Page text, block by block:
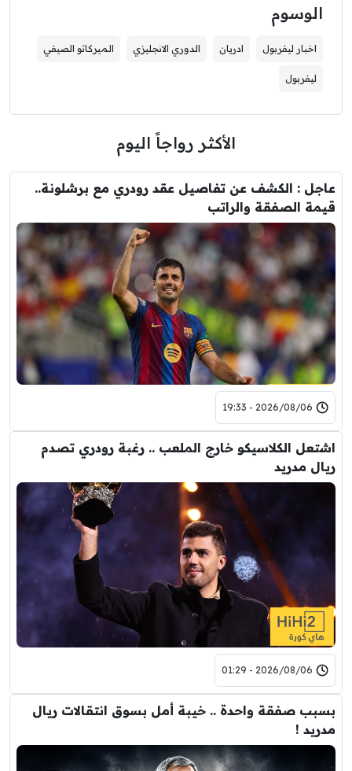
الوسوم
اخبار ليفربول ادريان الدوري الانجليزي الميركاتو الصيفي
ليفربول
الأكثر رواجاً اليوم
عاجل : الكشف عن تفاصيل عقد رودري مع برشلونة..
قيمة الصفقة والراتب
2026/08/06 - 19:33
اشتعل الكلاسيكو خارج الملعب .. رغبة رودري تصدم
ريال مدريد
2026/08/06 - 01:29
بسبب صفقة واحدة .. خيبة أمل بسوق انتقالات ريال
مدريد !